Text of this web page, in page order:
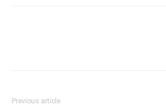
Previous article